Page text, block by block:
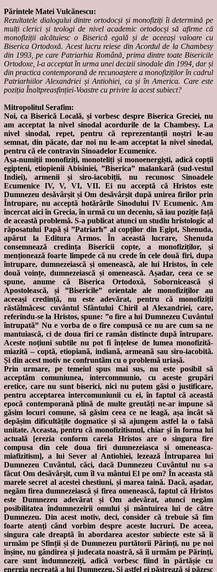
Părintele Matei Vulcănescu:
Rezultatele dialogului dintre ortodocși și monofiziți îi determină pe
mulți clerici și teologi de nivel academic ortodocși să afirme că
monofiziții alcătuiesc o Biserică egală și de aceeași valoare cu
Biserica Ortodoxă. Acest lucru reiese din Acordul de la Chambesy
din 1993, pe care Patriarhia Română, prima dintre toate Bisericile
Ortodoxe, l-a acceptat în urma unei decizii sinodale din 1994, dar și
din practica contemporană de recunoaștere a monofiziților în cadrul
Patriarhiilor Alexandriei și Antiohiei, ca și în America. Care este
poziția Înaltpreasfinției-Voastre cu privire la acest subiect?
Mitropolitul Serafim:
Noi, ca Biserică Locală, și vorbesc despre Biserica Greciei, nu
am acceptat la nivel sinodal acordurile de la Chambesy. La
nivel sinodal, repet, pentru că reprezentanții noștri le-au
semnat, din păcate, dar noi nu le-am acceptat la nivel sinodal,
pentru că ele contravin Sinoadelor Ecumenice.
Așa-numiții monofiziți, monoteliți și monoenergiști, adică copții
egipteni, etiopienii Abisiniei, ”Biserica” malankară (sud-vestul
Indiei), armenii și siro-iacobiții, nu recunosc Sinoadele
Ecumenice IV, V, VI, VII. Ei nu acceptă că Hristos este
Dumnezeu desăvârșit și Om desăvârșit după unirea firilor prin
Întrupare, nu acceptă hotărârile Sinodului IV Ecumenic. Am
încercat aici în Grecia, în urmă cu un deceniu, să iau poziție față
de această problemă. S-a publicat atunci un studiu hristologic al
răposatului Papă și ”Patriarh” al copților din Egipt, Shenuda,
apărut la Editura Armos. În această lucrare, Shenuda
consemnează credința Bisericii copte, a monofiziților, și
menționează foarte limpede că nu crede în cele două firi, dupa
întrupare, dumnezeiască și omenească, ale lui Hristos, în cele
două voințe, dumnezeiască și omenească. Așadar, ceea ce se
spune, anume că Biserica Ortodoxă, Sobornicească și
Apostolească, și ”Bisericile” orientale ale monofiziților au
aceeași credință, nu este adevărat, pentru că monofiziții
răstălmăcesc cuvântul Sfântului Chiril al Alexandriei, care,
referindu-se la Hristos, spune: ”o fire a lui Dumnezeu Cuvântul
întrupată” Nu e vorba de o fire compusă ce nu are cum sa ne
mantuiască, ci de doua firi ce ramân distincte după întrupare.
Aceste noțiuni subtile nu pot fi înțelese de lumea monofizită-
miazită – coptă, etiopiană, indiană, armeană sau siro-iacobită.
Și din acest motiv ne confruntăm cu o problemă uriașă.
Prin urmare, pe temeiul spus mai sus, nu este posibil să
acceptăm comuniunea, intercommunio, cu aceste grupări
eretice, care nu sunt biserici, nici nu putem găsi o justificare,
pentru acceptarea intercomuniunii cu ei, în faptul că această
epocă contemporană plină de multe greutăți ne-ar impune să
găsim locuri comune, să găsim ceea ce ne leagă, așa încât să
depășim dificultățile dogmatice și să ajungem astfel la o falsă
unitate. Aceasta, pentru că monofizitismul, chiar și în forma lui
actuală [erezia conform careia Hristos are o singura fire
compusa din cele doua firi dumnezeiasca si omeneasca-
miafizitism], a lui Sever al Antiohiei, lezează Întruparea lui
Dumnezeu Cuvântul, căci, dacă Dumnezeu Cuvântul nu s-a
făcut Om desăvârșit, cum îl va mântui El pe om? În aceasta stă
marele secret al acestei chestiuni, și marea taină. Dacă, așadar,
negăm firea dumnezeiască și firea omenească, faptul că Hristos
este Dumnezeu adevărat și Om adevărat, atunci negăm
posibilitatea îndumnezeirii omului și mântuirea lui de către
Dumnezeu. Din acest motiv, deci, consider că trebuie să fim
foarte atenți când vorbim despre aceste lucruri. De aceea,
singura cale dreaptă în abordarea acestor subiecte este să îi
urmăm pe Sfinții și de Dumnezeu purtătorii Părinți, nu pe noi
înșine, nu gândirea și judecata noastră, să îi urmăm pe Părinți,
care sunt îndumnezeiți, adică vorbesc fiind în părtășie cu
energia necreată a lui Dumnezeu. Și astfel ei păstrează și păzesc